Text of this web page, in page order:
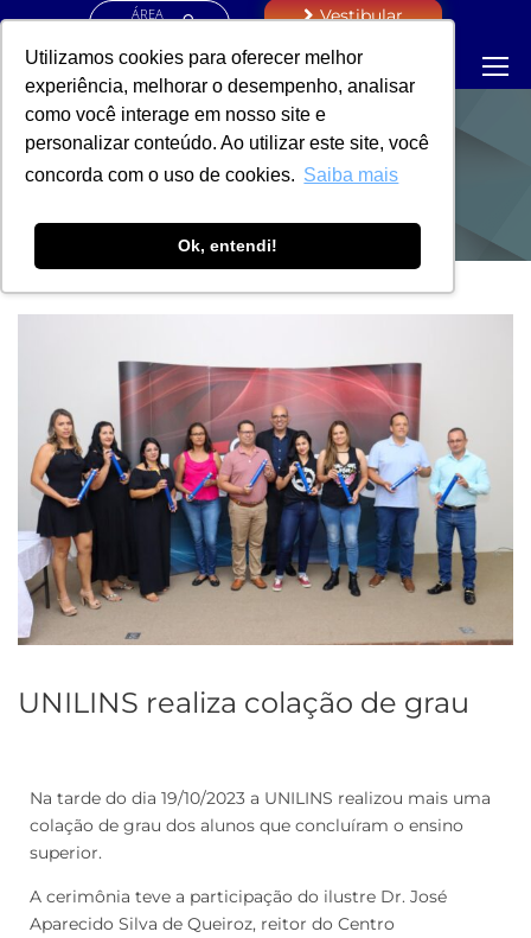
Utilizamos cookies para oferecer melhor
experiência, melhorar o desempenho, analisar
como você interage em nosso site e
personalizar conteúdo. Ao utilizar este site, você
concorda com o uso de cookies. Saiba mais
Ok, entendi!
ÁREA
Vestibular
NOTÍCIAS
UNILINS realiza colação de grau
Na tarde do dia 19/10/2023 a UNILINS realizou mais uma
colação de grau dos alunos que concluíram o ensino
superior.
A cerimônia teve a participação do ilustre Dr. José
Aparecido Silva de Queiroz, reitor do Centro